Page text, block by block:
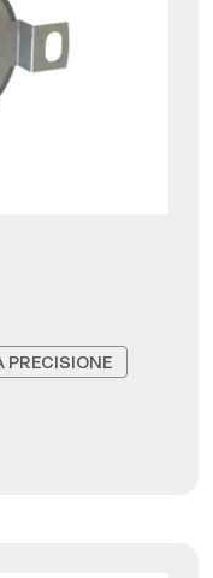
PRECISIONE